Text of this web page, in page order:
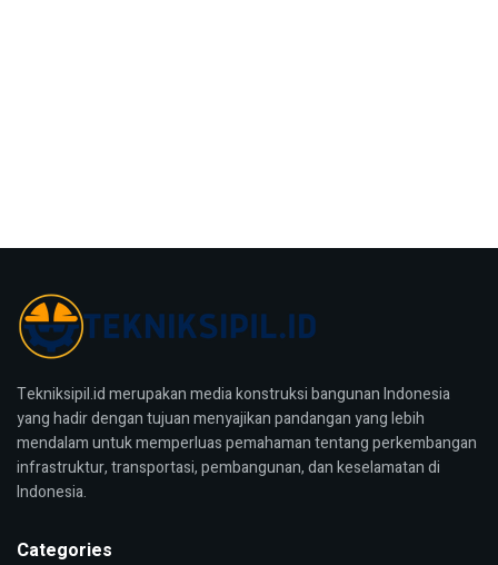
Tekniksipil.id merupakan media konstruksi bangunan Indonesia
yang hadir dengan tujuan menyajikan pandangan yang lebih
mendalam untuk memperluas pemahaman tentang perkembangan
infrastruktur, transportasi, pembangunan, dan keselamatan di
Indonesia.
Categories